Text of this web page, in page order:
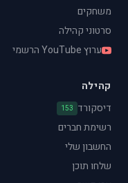
משחקים
סרטוני קהילה
ערוץ YouTube הרשמי
קהילה
דיסקורד 153
רשימת חברים
החשבון שלי
שלחו תוכן